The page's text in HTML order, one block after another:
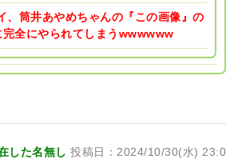
、筒井あやめちゃんの『この画像』の
完全にやられてしまうwwwwww
した名無し 投稿日：2024/10/30(水) 23:0